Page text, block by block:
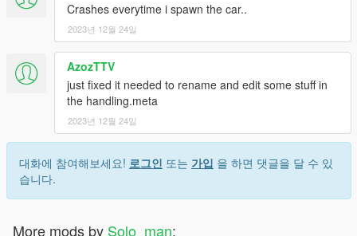
Crashes everytime i spawn the car..
2023년 12월 24일
AzozTTV
just fixed it needed to rename and edit some stuff in
the handling.meta
2023년 12월 24일
대화에 참여해보세요! 로그인 또는 가입 을 하면 댓글을 달 수 있
습니다.
More mods by Solo_man: